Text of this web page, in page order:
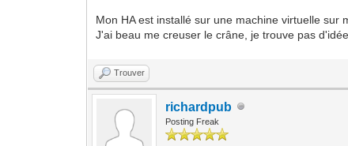
Mon HA est installé sur une machine virtuelle sur
J'ai beau me creuser le crâne, je trouve pas
Trouver
richardpub
Posting Freak